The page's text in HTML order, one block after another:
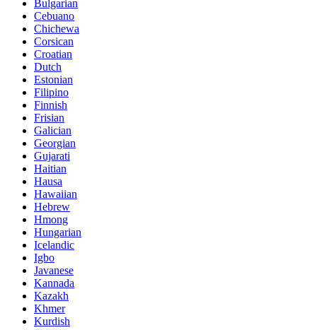
Bulgarian
Cebuano
Chichewa
Corsican
Croatian
Dutch
Estonian
Filipino
Finnish
Frisian
Galician
Georgian
Gujarati
Haitian
Hausa
Hawaiian
Hebrew
Hmong
Hungarian
Icelandic
Igbo
Javanese
Kannada
Kazakh
Khmer
Kurdish